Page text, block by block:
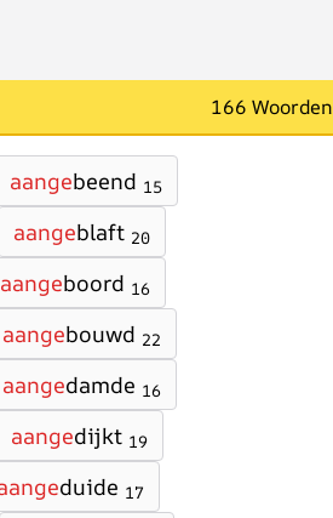
166 Woorden
aangebeend 15
aangeblaft 20
aangeboord 16
aangebouwd 22
aangedamde 16
aangedijkt 19
duide 17